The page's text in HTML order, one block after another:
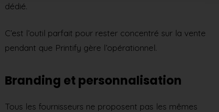
dédié.
C’est l’outil parfait pour rester concentré sur la vente
pendant que Printify gère l’opérationnel.
Branding et personnalisation
Tous les fournisseurs ne proposent pas les mêmes